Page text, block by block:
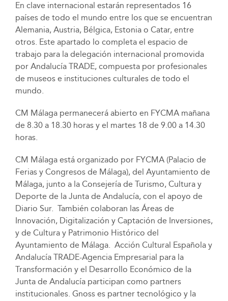
En clave internacional estarán representados 16
países de todo el mundo entre los que se encuentran
Alemania, Austria, Bélgica, Estonia o Catar, entre
otros. Este apartado lo completa el espacio de
trabajo para la delegación internacional promovida
por Andalucía TRADE, compuesta por profesionales
de museos e instituciones culturales de todo el
mundo.
CM Málaga permanecerá abierto en FYCMA mañana
de 8.30 a 18.30 horas y el martes 18 de 9.00 a 14.30
horas.
CM Málaga está organizado por FYCMA (Palacio de
Ferias y Congresos de Málaga), del Ayuntamiento de
Málaga, junto a la Consejería de Turismo, Cultura y
Deporte de la Junta de Andalucía, con el apoyo de
Diario Sur. También colaboran las Áreas de
Innovación, Digitalización y Captación de Inversiones,
y de Cultura y Patrimonio Histórico del
Ayuntamiento de Málaga. Acción Cultural Española y
Andalucía TRADE-Agencia Empresarial para la
Transformación y el Desarrollo Económico de la
Junta de Andalucía participan como partners
institucionales. Gnoss es partner tecnológico y la